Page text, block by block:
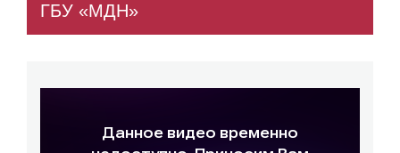
ГБУ «МДН»